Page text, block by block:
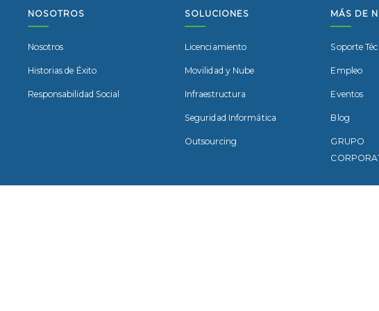
NOSOTROS
Nosotros
Historias de Éxito
Responsabilidad Social
SOLUCIONES
Licenciamiento
Movilidad y Nube
Infraestructura
Seguridad Informática
Outsourcing
MÁS DE
Soporte
Empleo
Eventos
Blog
GRUPO